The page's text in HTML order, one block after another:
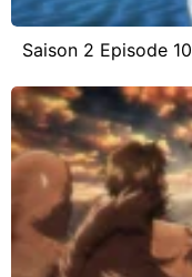
Saison 2 Episode 10